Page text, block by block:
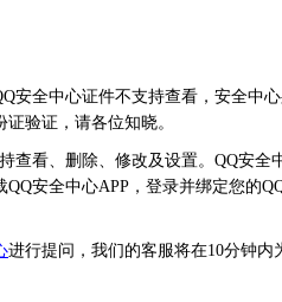
安全中心证件不支持查看，安全中
验证，请各位知晓。
查看、删除、修改及设置。QQ安全
安全中心APP，登录并绑定您的
进行提问，我们的客服将在10分钟内